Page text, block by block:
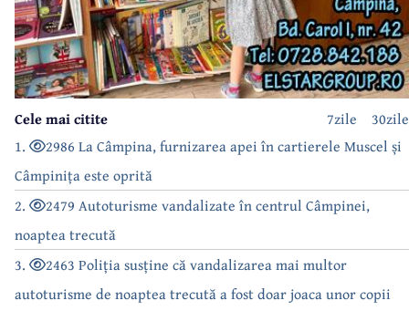
30zile
7zile
Cele mai citite
1.
2986 La Câmpina, furnizarea apei în cartierele Muscel și
Câmpinița este oprită
2.
2479 Autoturisme vandalizate în centrul Câmpinei,
noaptea trecută
3.
2463 Poliția susține că vandalizarea mai multor
autoturisme de noaptea trecută a fost doar joaca unor copii